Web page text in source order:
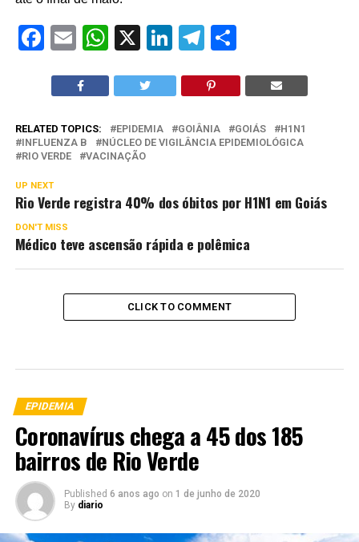
Facebook
EmailWhatsApp
X LinkedIn
Telegram
Share
RELATED TOPICS: EPIDEMIA GOIÂNIA GOIÁS
H1N1
INFLUENZA B
NÚCLEO DE VIGILÂNCIA EPIDEMIOLÓGICA
RIO VERDE
VACINAÇÃO
UP NEXT
Rio Verde registra 40% dos óbitos por H1N1 em Goiás
DON'T MISS
Médico teve ascensão rápida e polêmica
CLICK TO COMMENT
EPIDEMIA
Coronavírus chega a 45 dos 185
bairros de Rio Verde
Published 6 anos ago on 1 de junho de 2020
By diario